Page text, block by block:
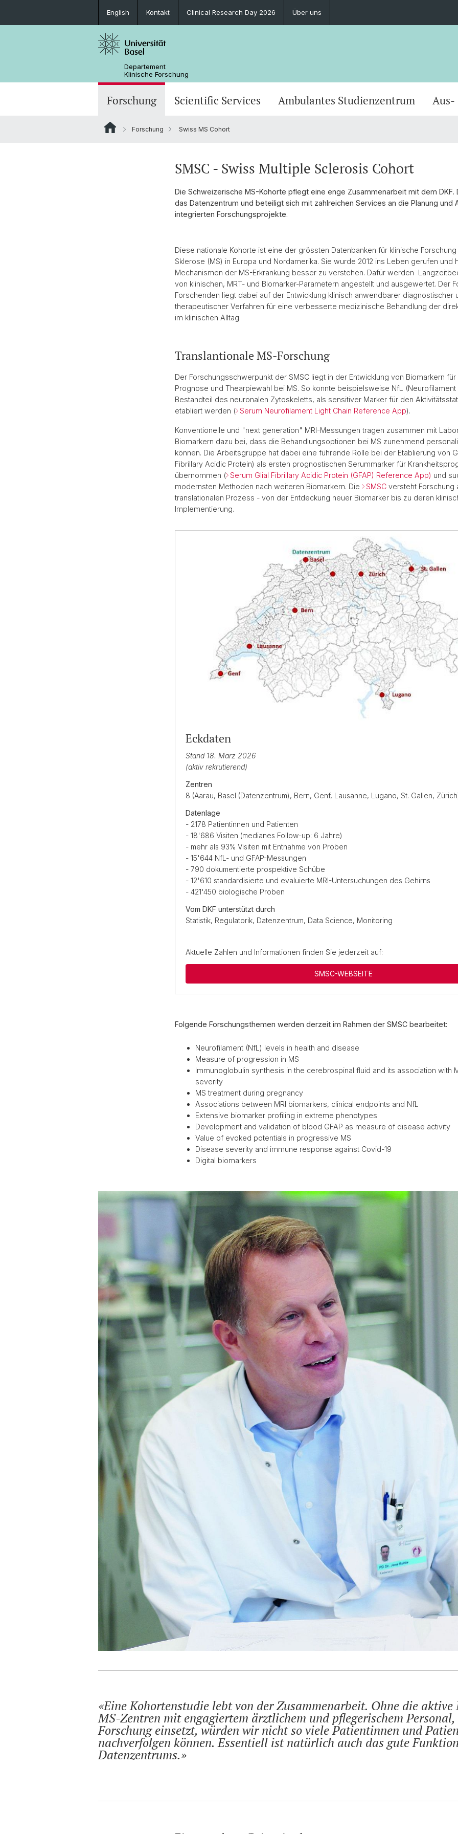
English Kontakt Clinical Research Day 2026 Über uns
Departement
Klinische Forschung
Forschung Scientific Services Ambulantes Studienzentrum
Forschung Swiss MS Cohort
SMSC - Swiss Multiple Sclerosis Cohort
Die Schweizerische MS-Kohorte pflegt eine enge Zusammenarbeit mit dem
das Datenzentrum und beteiligt sich mit zahlreichen Services an die Planung und
integrierten Forschungsprojekte.
Diese nationale Kohorte ist eine der grössten Datenbanken für klinische
Sklerose (MS) in Europa und Nordamerika. Sie wurde 2012 ins Leben gerufen und
Mechanismen der MS-Erkrankung besser zu verstehen. Dafür werden
von klinischen, MRT- und Biomarker-Parametern angestellt und ausgewertet. Der
Forschenden liegt dabei auf der Entwicklung klinisch anwendbarer diagnostischer
therapeutischer Verfahren für eine verbesserte medizinische Behandlung der
im klinischen Alltag.
Translantionale MS-Forschung
Der Forschungsschwerpunkt der SMSC liegt in der Entwicklung von Biomarkern
Prognose und Thearpiewahl bei MS. So konnte beispielsweise NfL (Neurofilament
Bestandteil des neuronalen Zytoskeletts, als sensitiver Marker für den
etabliert werden ( Serum Neurofilament Light Chain Reference App).
Konventionelle und "next generation" MRI-Messungen tragen zusammen mit
Biomarkern dazu bei, dass die Behandlungsoptionen bei MS zunehmend
können. Die Arbeitsgruppe hat dabei eine führende Rolle bei der Etablierung von
Fibrillary Acidic Protein) als ersten prognostischen Serummarker für
übernommen ( Serum Glial Fibrillary Acidic Protein (GFAP) Reference App) und
modernsten Methoden nach weiteren Biomarkern. Die
SMSC versteht Forschung
translationalen Prozess - von der Entdeckung neuer Biomarker bis zu deren
Implementierung.
Eckdaten
Stand 18. März 2026
(aktiv rekrutierend)
Zentren
8 (Aarau, Basel (Datenzentrum), Bern, Genf, Lausanne, Lugano, St. Gallen,
Datenlage
- 2178 Patientinnen und Patienten
- 18'686 Visiten (medianes Follow-up: 6 Jahre)
- mehr als 93% Visiten mit Entnahme von Proben
- 15'644 NfL- und GFAP-Messungen
- 790 dokumentierte prospektive Schübe
- 12'610 standardisierte und evaluierte MRI-Untersuchungen des Gehirns
- 421'450 biologische Proben
Vom DKF unterstützt durch
Statistik, Regulatorik, Datenzentrum, Data Science, Monitoring
Aktuelle Zahlen und Informationen finden Sie jederzeit auf:
SMSC-WEBSEITE
Folgende Forschungsthemen werden derzeit im Rahmen der SMSC bearbeitet:
Neurofilament (NfL) levels in health and disease
Measure of progression in MS
Immunoglobulin synthesis in the cerebrospinal fluid and its association with
severity
MS treatment during pregnancy
Associations between MRI biomarkers, clinical endpoints and NfL
Extensive biomarker profiling in extreme phenotypes
Development and validation of blood GFAP as measure of disease activity
Value of evoked potentials in progressive MS
Disease severity and immune response against Covid-19
Digital biomarkers
Eine Kohortenstudie lebt von der Zusammenarbeit. Ohne die
MS-Zentren mit engagiertem ärztlichem und pflegerischem
Forschung einsetzt, würden wir nicht so viele Patientinnen und
nachverfolgen können. Essentiell ist natürlich auch das gute
Datenzentrums.